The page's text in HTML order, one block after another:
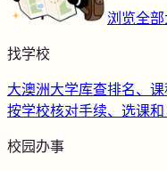
浏览全
找学校
大澳洲大学库查排名、
按学校核对手续、选课
校园办事